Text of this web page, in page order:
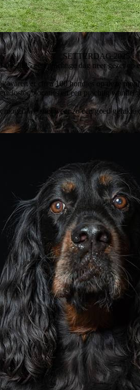
SETTERDAG 2025
09-2025 een prachtige dag neer gezet
waren er circa 100 hondjes op deze
loslooplocaties en een prachtig
we snel weer zo een goed gelukte